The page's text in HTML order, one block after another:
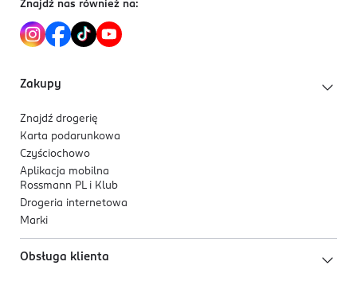
Kod EAN
Znajdź nas również na:
Zakupy
Znajdź drogerię
Karta podarunkowa
Czyściochowo
Aplikacja mobilna
Rossmann PL i Klub
Drogeria internetowa
Marki
Obsługa klienta